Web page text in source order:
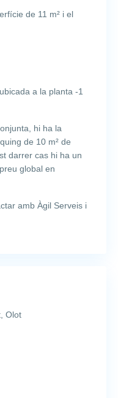
de 11 m² i el
a la planta -1
hi ha la
de 10 m² de
darrer cas hi ha un
global en
amb Àgil Serveis i
Olot